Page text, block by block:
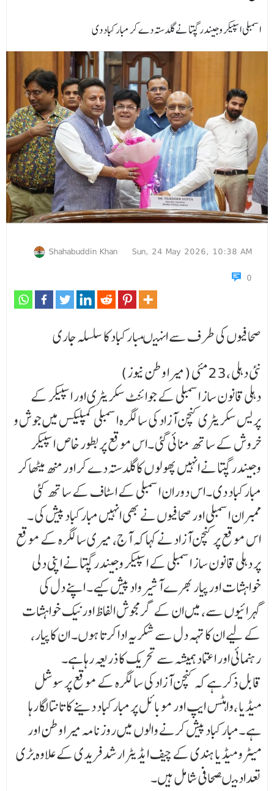
اسمبلی اسپیکر وجیندر گپتا نے گلدستہ دے کر مبارکباد دی
Shahabuddin Khan
Sun, 24 May 2026, 10:38 AM
0
صحافیوں کی طرف سے انہیںمبارکباد کا سلسلہ جاری
نئی دہلی ،23مئی (میرا وطن نیوز)
دہلی قانون ساز اسمبلی کے جوائنٹ سکریٹری اور اسپیکر کے
پریس سکریٹری کنچن آزاد کی سالگرہ اسمبلی کمپلیکس میں جوش و
خروش کے ساتھ منائی گئی ۔اس موقع پر بطور خاص اسپیکر
وجیندر گپتا نے انہیں پھو لو ں کا گلدستہ دے کر اور منھ میٹھا کر
مبارکباد دی ۔اس دوران اسمبلی کے اسٹاف کے ساتھ کئی
ممبران اسمبلی اور صحافیوں نے بھی انہیں مبارکباد پیش کی ۔
اس موقع پر کنچن آزاد نے کہا کہ آج، میری سالگرہ کے موقع
پر دہلی قانون ساز اسمبلی کے اسپیکر وجیندر گپتا نے اپنی دلی
خواہشات اور پیار بھرے آشیرواد پیش کیے۔ اپنے دل کی
گہرائیوں سے، میں ان کے گرمجوش الفاظ اور نیک خواہشات
کے لیے ان کا تہہ دل سے شکریہ ادا کرتا ہوں۔ ان کا پیار،
رہنمائی اور اعتماد ہمیشہ سے تحریک کا ذریعہ رہا ہے۔
قابل ذکر ہے کہ کنچن آزاد کی سالگرہ کے موقع پر سوشل
میڈیا ،واہٹس ایپ اور موبائل پر مبارکباد دینے کا تانتا لگا رہا
ہے ۔مبارکباد پیش کرنے والوں میں روزنامہ میرا وطن اور
میٹرو میڈیا ہندی کے چیف ایڈیٹر ارشد فریدی کے علاوہ بڑی
تعداد میںصحافی شامل ہیں۔